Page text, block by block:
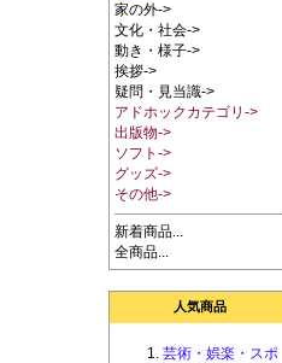
家の外->
文化・社会->
動き・様子->
挨拶->
疑問・見当識->
アドホックカテゴリ->
出版物->
ソフト->
グッズ->
その他->
新着商品...
全商品...
人気商品
芸術・娯楽・スポ